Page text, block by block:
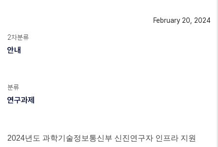
February 20, 2024
2차분류
안내
분류
연구과제
2024년도 과학기술정보통신부 신진연구자 인프라 지원